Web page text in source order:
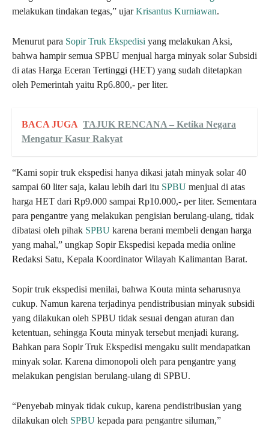
melakukan tindakan tegas,” ujarKrisantus Kurniawan.
Menurut para Sopir Truk Ekspedisi yang melakukan Aksi,
bahwa hampir semua SPBU menjual harga minyak solar Subsidi
di atas Harga Eceran Tertinggi (HET) yang sudah ditetapkan
oleh Pemerintah yaitu Rp6.800,- per liter.
BACA JUGA TAJUK RENCANA – Ketika Negara
Mengatur Kasur Rakyat
“Kami sopir truk ekspedisi hanya dikasi jatah minyak solar 40
sampai 60 liter saja, kalau lebih dari itu SPBU menjual di atas
harga HET dari Rp9.000 sampai Rp10.000,- per liter. Sementara
para pengantre yang melakukan pengisian berulang-ulang, tidak
dibatasi oleh pihak SPBU karena berani membeli dengan harga
yang mahal,” ungkap Sopir Ekspedisi kepada media online
Redaksi Satu, Kepala Koordinator Wilayah Kalimantan Barat.
Sopir truk ekspedisi menilai, bahwa Kouta minta seharusnya
cukup. Namun karena terjadinya pendistribusian minyak subsidi
yang dilakukan oleh SPBU tidak sesuai dengan aturan dan
ketentuan, sehingga Kouta minyak tersebut menjadi kurang.
Bahkan para Sopir Truk Ekspedisi mengaku sulit mendapatkan
minyak solar. Karena dimonopoli oleh para pengantre yang
melakukan pengisian berulang-ulang di SPBU.
“Penyebab minyak tidak cukup, karena pendistribusian yang
dilakukan oleh SPBU kepada para pengantre siluman,”